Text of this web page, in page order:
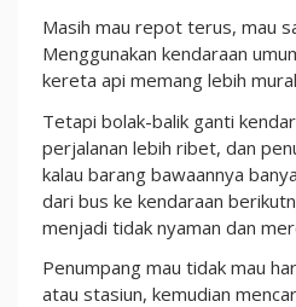
Masih mau repot terus, mau
Menggunakan kendaraan
kereta api memang lebih
Tetapi bolak-balik ganti
perjalanan lebih ribet, dan
kalau barang bawaannya
dari bus ke kendaraan
menjadi tidak nyaman dan
Penumpang mau tidak mau
atau stasiun, kemudian